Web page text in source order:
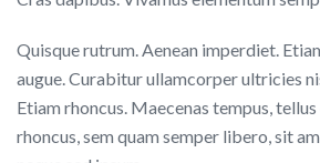
Quisque rutrum. Aenean imperdiet.
augue. Curabitur ullamcorper ultricies
Etiam rhoncus. Maecenas tempus,
rhoncus, sem quam semper libero, sit